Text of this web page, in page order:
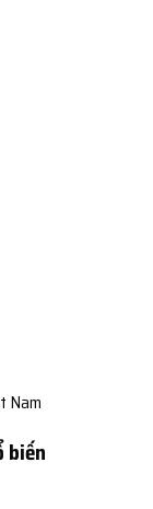
Nam
biến